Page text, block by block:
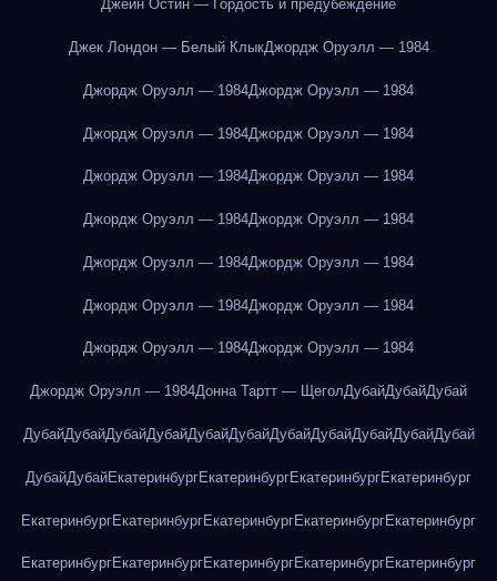
Джейн Остин — Гордость и предубеждение
Джек Лондон — Белый КлыкДжордж Оруэлл — 1984
Джордж Оруэлл — 1984Джордж Оруэлл — 1984
Джордж Оруэлл — 1984Джордж Оруэлл — 1984
Джордж Оруэлл — 1984Джордж Оруэлл — 1984
Джордж Оруэлл — 1984Джордж Оруэлл — 1984
Джордж Оруэлл — 1984Джордж Оруэлл — 1984
Джордж Оруэлл — 1984Джордж Оруэлл — 1984
Джордж Оруэлл — 1984Джордж Оруэлл — 1984
Джордж Оруэлл — 1984Донна Тартт — ЩеголДубайДубайДубай
ДубайДубайДубайДубайДубайДубайДубайДубайДубайДубайДубай
ДубайДубайЕкатеринбургЕкатеринбургЕкатеринбургЕкатеринбург
ЕкатеринбургЕкатеринбургЕкатеринбургЕкатеринбургЕкатеринбург
ЕкатеринбургЕкатеринбургЕкатеринбургЕкатеринбургЕкатеринбург